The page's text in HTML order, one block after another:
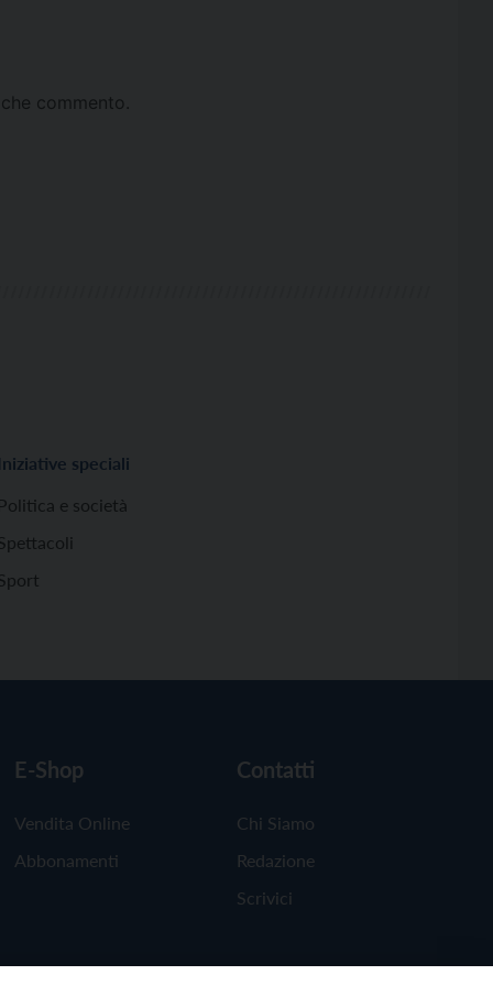
commento.
Iniziative speciali
Politica e società
E-Shop
Vendita Online
Abbonamenti
Contatti
Chi Siamo
Redazione
Scrivici